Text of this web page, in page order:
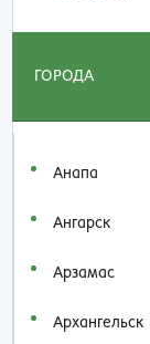
ГОРОДА
Анапа
Ангарск
Арзамас
Архангельск